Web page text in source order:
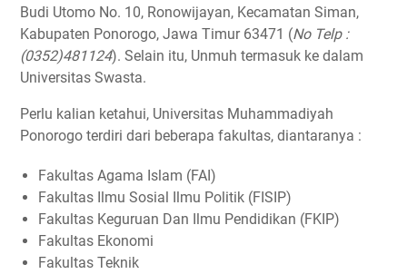
Ponorogo (STKIP)
7 Sekolah Tinggi Ilmu Kesehatan (STIKES) Buana Husada
8 Akademi Komunitas Negeri (AKN) Ponorogo
9 Akademi Keperawatan (AKPER) Pemkab Ponorogo
10 Akademi Kebidanan (AKBID) Harapan Mulya Ponorogo
Budi Utomo No. 10, Ronowijayan, Kecamatan Siman,
Kabupaten Ponorogo, Jawa Timur 63471 (No Telp :
(0352)481124). Selain itu, Unmuh termasuk ke dalam
Universitas Swasta.
Perlu kalian ketahui, Universitas Muhammadiyah
Ponorogo terdiri dari beberapa fakultas, diantaranya :
Fakultas Agama Islam (FAI)
Fakultas Ilmu Sosial Ilmu Politik (FISIP)
Fakultas Keguruan Dan Ilmu Pendidikan (FKIP)
Fakultas Ekonomi
Fakultas Teknik